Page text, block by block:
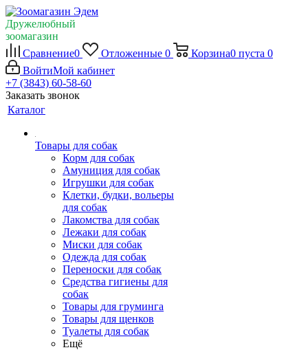
Дружелюбный
зоомагазин
Сравнение0 Отложенные 0 Корзина0 пуста 0
ВойтиМой кабинет
+7 (3843) 60-58-60
Заказать звонок
Каталог
Товары для собак
Корм для собак
Амуниция для собак
Игрушки для собак
Клетки, будки, вольеры
для собак
Лакомства для собак
Лежаки для собак
Миски для собак
Одежда для собак
Переноски для собак
Средства гигиены для
собак
Товары для груминга
Товары для щенков
Туалеты для собак
Ещё